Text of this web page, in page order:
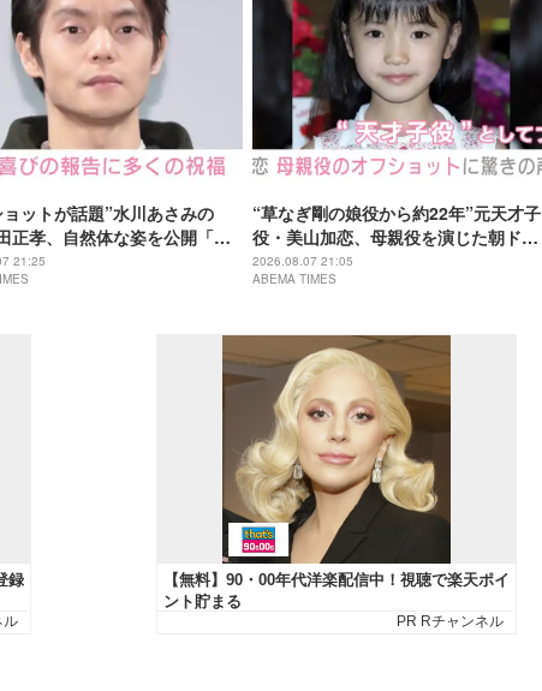
ットが話題”水川あさみの
正孝、自然体な姿を公開「い
自分の勇気次第」
21:25
“草なぎ剛の娘役から約22年”元天才子
役・美山加恋、母親役を演じた朝ドラ
『風、薫る』での姿に驚きの声「凛ち
ゃんがお母さん役をやるようになった
2026.08.07 21:05
ABEMA TIMES